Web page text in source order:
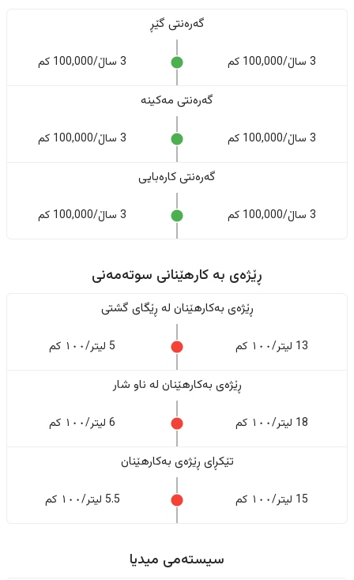
گەرەنتی گێڕ
3 ساڵ/100,000 کم 3 ساڵ/100,000 کم
گەرەنتی مەکینە
3 ساڵ/100,000 کم 3 ساڵ/100,000 کم
گەرەنتی کارەبایی
3 ساڵ/100,000 کم 3 ساڵ/100,000 کم
ڕێژەى به کارهێنانی سوتەمەنی
ڕێژەى بەکارهێنان له ڕێگای گشتی
13 لیتر/١٠٠ کم 5 لیتر/١٠٠ کم
ڕێژەى بەکارهێنان له ناو شار
18 لیتر/١٠٠ کم 6 لیتر/١٠٠ کم
تێکڕای ڕێژەى بەکارهێنان
15 لیتر/١٠٠ کم 5.5 لیتر/١٠٠ کم
سیستەمی میدیا